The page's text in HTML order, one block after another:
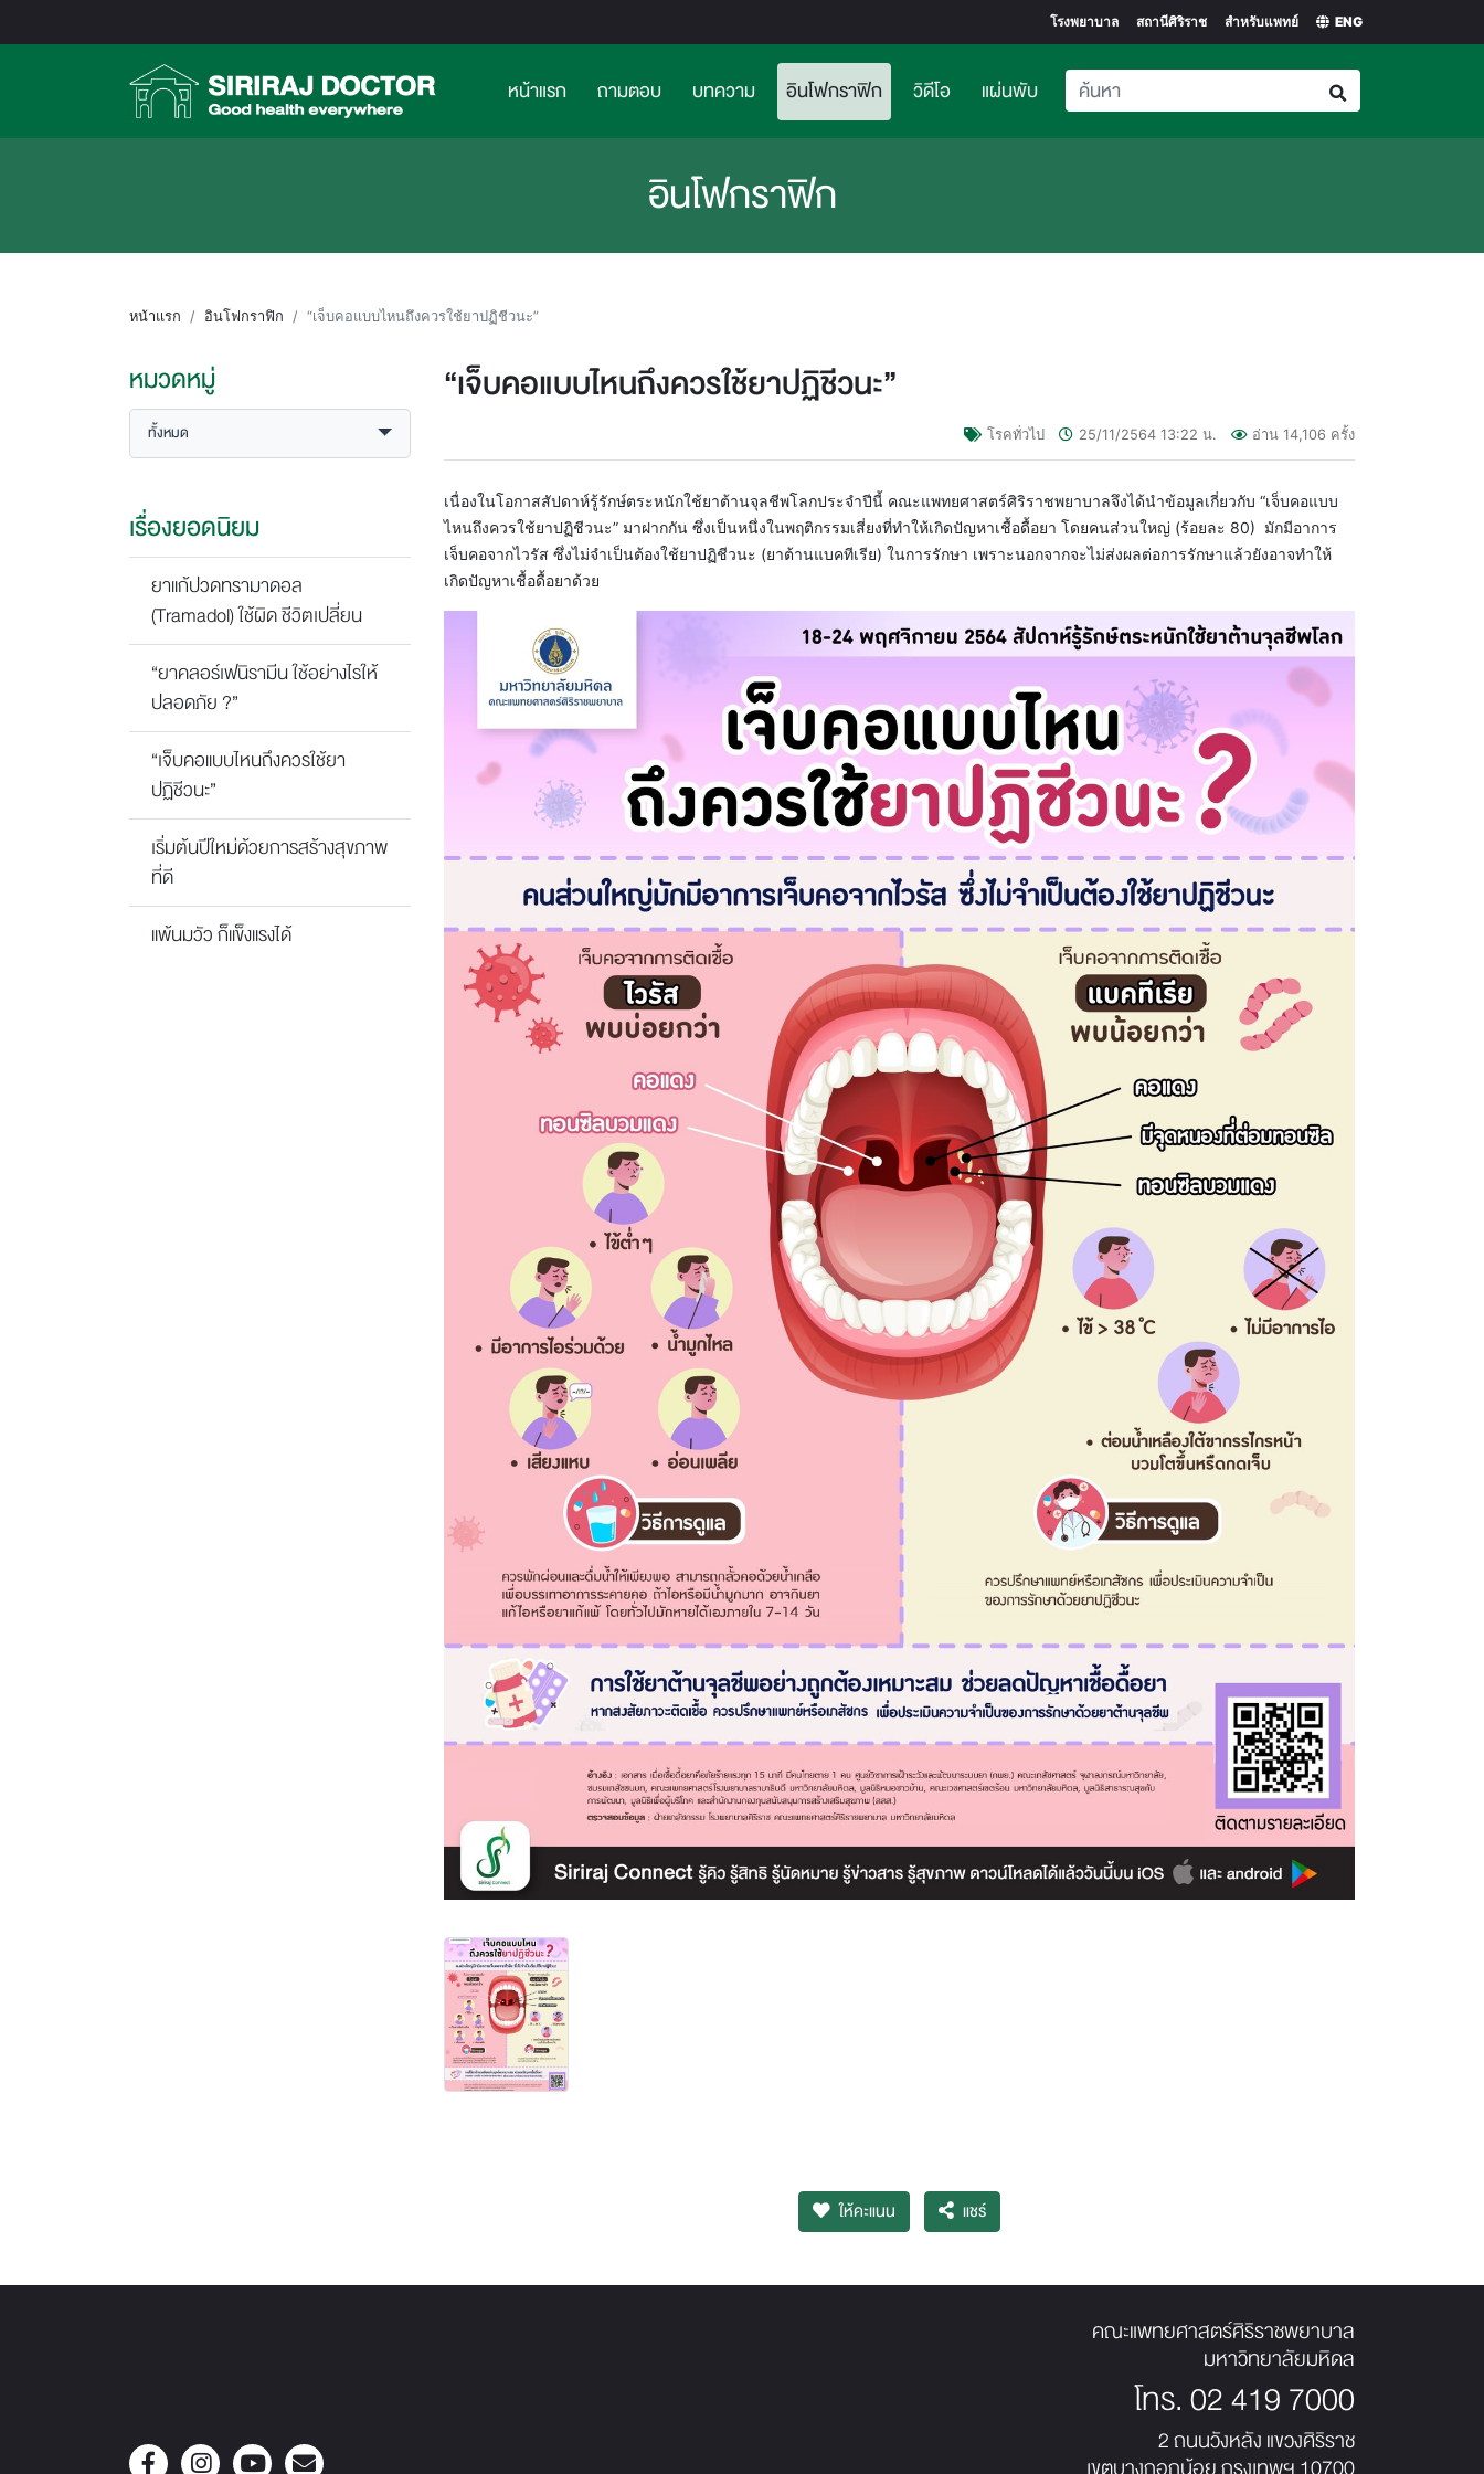
โรงพยาบาล สถานีศิริราช สำหรับแพทย์ ENG
หน้าแรก ถามตอบ บทความ อินโฟกราฟิก(current)>
วิดีโอ แผ่นพับ
อินโฟกราฟิก
หน้าแรก อินโฟกราฟิก “เจ็บคอแบบไหนถึงควรใช้ยาปฏิชีวนะ”
หมวดหมู่
ทั้งหมด
เรื่องยอดนิยม
ยาแก้ปวดทรามาดอล
(Tramadol) ใช้ผิด ชีวิตเปลี่ยน
“ยาคลอร์เฟนิรามีน ใช้อย่างไรให้
ปลอดภัย ?”
“เจ็บคอแบบไหนถึงควรใช้ยา
ปฏิชีวนะ”
เริ่มต้นปีใหม่ด้วยการสร้างสุขภาพ
ที่ดี
แพ้นมวัว ก็แข็งแรงได้
“เจ็บคอแบบไหนถึงควรใช้ยาปฏิชีวนะ”
โรคทั่วไป 25/11/2564 13:22 น. อ่าน 14,106 ครั้ง
เนื่องในโอกาสสัปดาห์รู้รักษ์ตระหนักใช้ยาต้านจุลชีพโลกประจำปีนี้ คณะแพทยศาสตร์ศิริราชพยาบาลจึงได้นำข้อมูลเกี่ยวกับ “เจ็บคอแบบ
ไหนถึงควรใช้ยาปฏิชีวนะ” มาฝากกัน ซึ่งเป็นหนึ่งในพฤติกรรมเสี่ยงที่ทำให้เกิดปัญหาเชื้อดื้อยา โดยคนส่วนใหญ่ (ร้อยละ 80) มักมีอาการ
เจ็บคอจากไวรัส ซึ่งไม่จำเป็นต้องใช้ยาปฏิชีวนะ (ยาต้านแบคทีเรีย) ในการรักษา เพราะนอกจากจะไม่ส่งผลต่อการรักษาแล้วยังอาจทำให้
เกิดปัญหาเชื้อดื้อยาด้วย
ให้คะแนน แชร์
คณะแพทยศาสตร์ศิริราชพยาบาล
มหาวิทยาลัยมหิดล
โทร.02 419 7000
2 ถนนวังหลัง แขวงศิริราช